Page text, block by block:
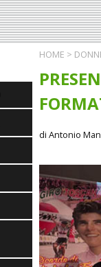
HOME >
di Antonio